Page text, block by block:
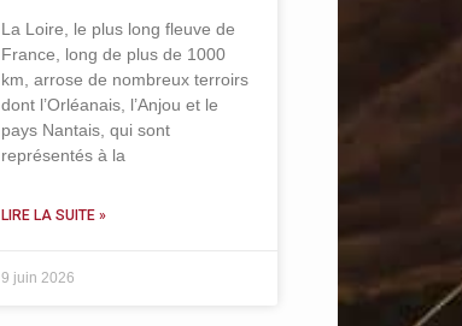
La Loire, le plus long fleuve de
France, long de plus de 1000
km, arrose de nombreux terroirs
dont l’Orléanais, l’Anjou et le
pays Nantais, qui sont
représentés à la
LIRE LA SUITE »
9 juin 2026